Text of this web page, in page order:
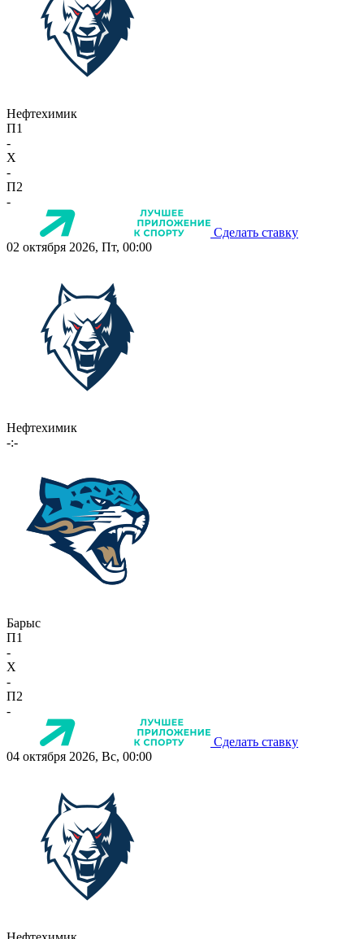
Нефтехимик
П1
-
X
-
П2
-
Сделать ставку
02 октября 2026, Пт, 00:00
Нефтехимик
-:-
Барыс
П1
-
X
-
П2
-
Сделать ставку
04 октября 2026, Вс, 00:00